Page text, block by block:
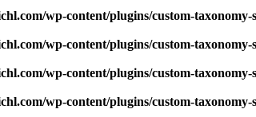
wp-content/plugins/custom-
wp-content/plugins/custom-
wp-content/plugins/custom-
wp-content/plugins/custom-